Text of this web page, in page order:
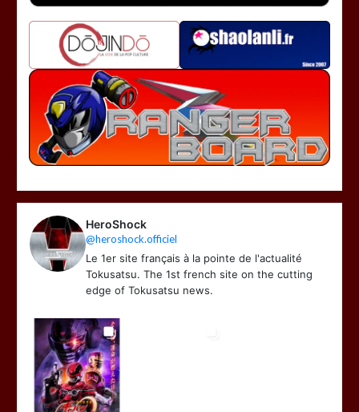
HeroShock
@heroshock.officiel
Le 1er site français à la pointe de l'actualité
Tokusatsu. The 1st french site on the cutting
edge of Tokusatsu news.